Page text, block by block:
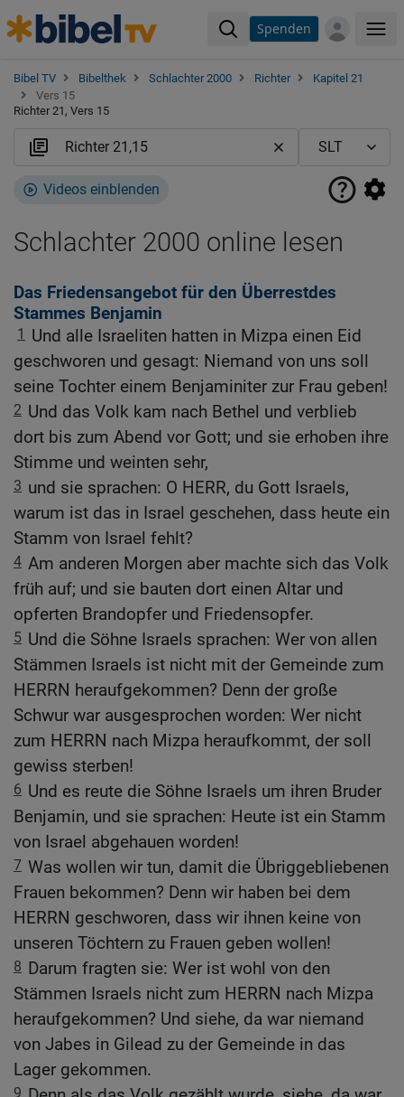
Spenden
Bibel TV Bibelthek Schlachter 2000 Richter
Kapitel 21
Vers 15
Richter 21, Vers 15
Videos einblenden
Schlachter 2000 online lesen
Das Friedensangebot für den Überrestdes
Stammes Benjamin
1
Und alle Israeliten hatten in Mizpa einen Eid
geschworen und gesagt: Niemand von uns soll
seine Tochter einem Benjaminiter zur Frau geben!
2 Und das Volk kam nach Bethel und verblieb
dort bis zum Abend vor Gott; und sie erhoben ihre
Stimme und weinten sehr,
3 und sie sprachen: O HERR, du Gott Israels,
warum ist das in Israel geschehen, dass heute ein
Stamm von Israel fehlt?
4 Am anderen Morgen aber machte sich das Volk
früh auf; und sie bauten dort einen Altar und
opferten Brandopfer und Friedensopfer.
5 Und die Söhne Israels sprachen: Wer von allen
Stämmen Israels ist nicht mit der Gemeinde zum
HERRN heraufgekommen? Denn der große
Schwur war ausgesprochen worden: Wer nicht
zum HERRN nach Mizpa heraufkommt, der soll
gewiss sterben!
6 Und es reute die Söhne Israels um ihren Bruder
Benjamin, und sie sprachen: Heute ist ein Stamm
von Israel abgehauen worden!
7 Was wollen wir tun, damit die Übriggebliebenen
Frauen bekommen? Denn wir haben bei dem
HERRN geschworen, dass wir ihnen keine von
unseren Töchtern zu Frauen geben wollen!
8 Darum fragten sie: Wer ist wohl von den
Stämmen Israels nicht zum HERRN nach Mizpa
heraufgekommen? Und siehe, da war niemand
von Jabes in Gilead zu der Gemeinde in das
Lager gekommen.
9